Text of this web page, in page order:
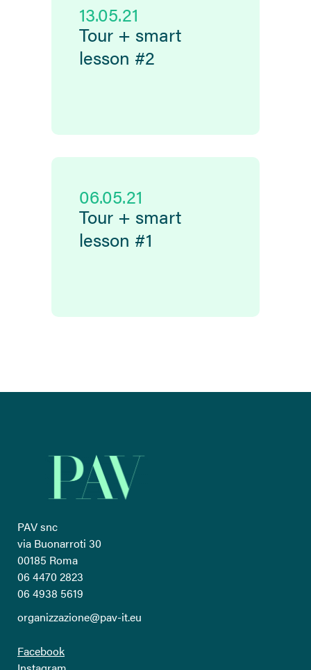
13.05.21
Tour + smart
lesson #2
06.05.21
Tour + smart
lesson #1
PAV snc
via Buonarroti 30
00185 Roma
06 4470 2823
06 4938 5619
organizzazione@pav-it.eu
Facebook